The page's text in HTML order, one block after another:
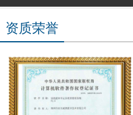
资质荣誉